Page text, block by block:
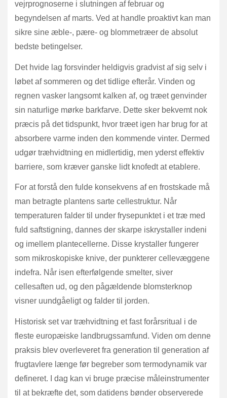
vejrprognoserne i slutningen af februar og
begyndelsen af marts. Ved at handle proaktivt kan man
sikre sine æble-, pære- og blommetræer de absolut
bedste betingelser.
Det hvide lag forsvinder heldigvis gradvist af sig selv i
løbet af sommeren og det tidlige efterår. Vinden og
regnen vasker langsomt kalken af, og træet genvinder
sin naturlige mørke barkfarve. Dette sker bekvemt nok
præcis på det tidspunkt, hvor træet igen har brug for at
absorbere varme inden den kommende vinter. Dermed
udgør træhvidtning en midlertidig, men yderst effektiv
barriere, som kræver ganske lidt knofedt at etablere.
For at forstå den fulde konsekvens af en frostskade må
man betragte plantens sarte cellestruktur. Når
temperaturen falder til under frysepunktet i et træ med
fuld saftstigning, dannes der skarpe iskrystaller indeni
og imellem plantecellerne. Disse krystaller fungerer
som mikroskopiske knive, der punkterer cellevæggene
indefra. Når isen efterfølgende smelter, siver
cellesaften ud, og den pågældende blomsterknop
visner uundgåeligt og falder til jorden.
Historisk set var træhvidtning et fast forårsritual i de
fleste europæiske landbrugssamfund. Viden om denne
praksis blev overleveret fra generation til generation af
frugtavlere længe før begreber som termodynamik var
defineret. I dag kan vi bruge præcise måleinstrumenter
til at bekræfte det, som datidens bønder observerede